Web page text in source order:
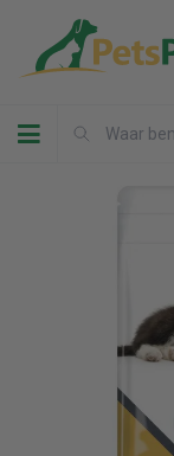
Toggle navigation
Uw